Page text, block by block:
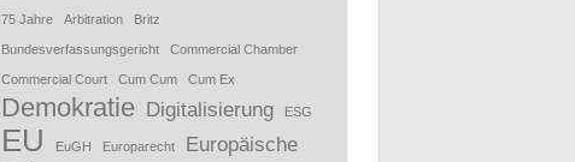
75 Jahre Arbitration Britz
Bundesverfassungsgericht Commercial Chamber
Commercial Court Cum Cum Cum Ex
Demokratie Digitalisierung ESG
EU EuGH Europarecht
Europäische